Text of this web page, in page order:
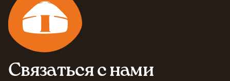
Связаться с нами